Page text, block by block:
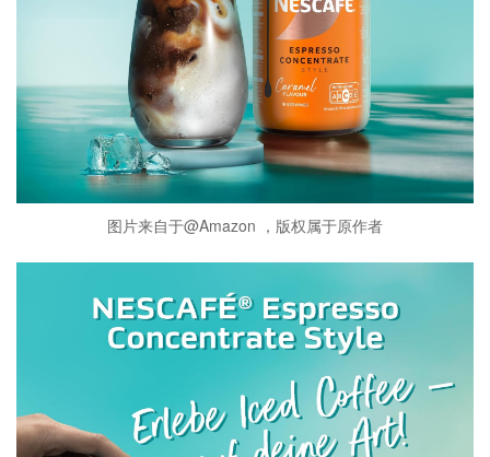
图片来自于@Amazon ，版权属于原作者